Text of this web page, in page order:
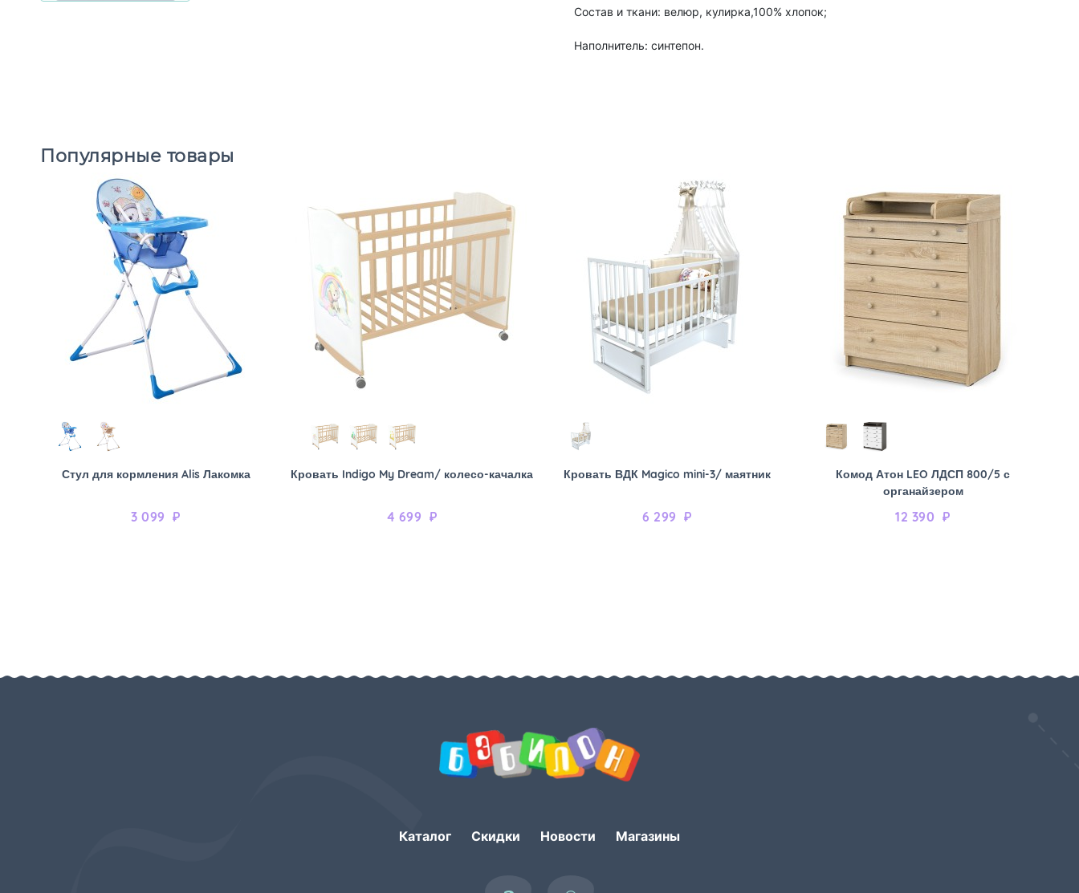
Состав и ткани: велюр, кулирка,100% хлопок;
Наполнитель: синтепон.
Популярные товары
Стул для кормления Alis Лакомка
3 099 ₽
Кровать Indigo My Dream/ колесо-качалка
4 699 ₽
Кровать ВДК Magico mini-3/ маятник
6 299 ₽
Комод Атон LEO ЛДСП 800/5 с
органайзером
12 390 ₽
Каталог Скидки Новости Магазины